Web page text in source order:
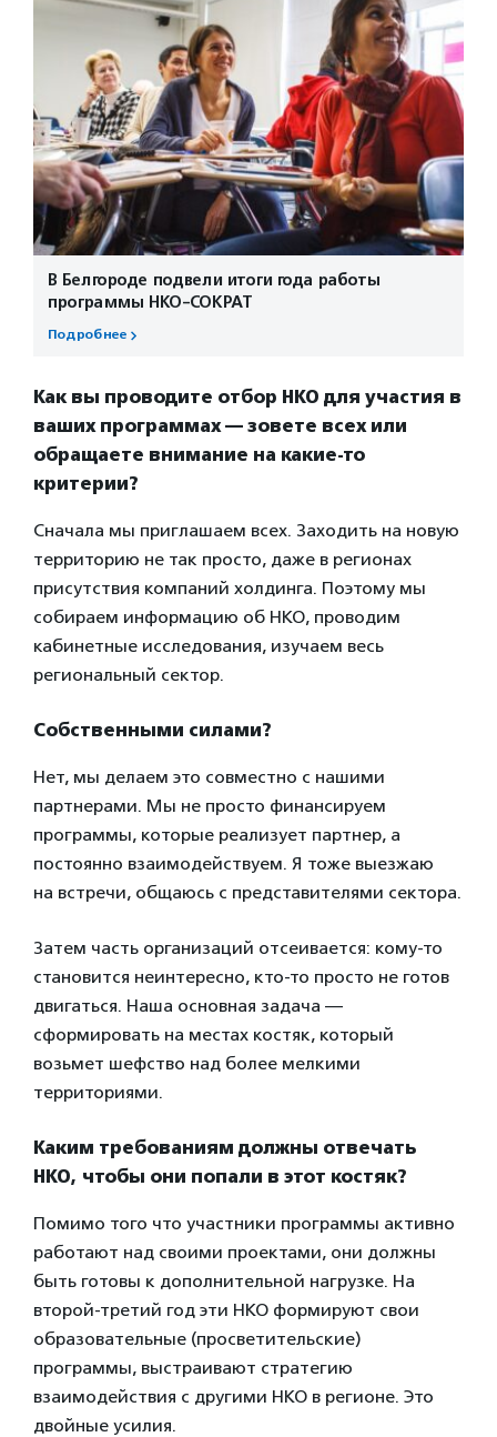
В Белгороде подвели итоги года работы
программы НКО-СОКРАТ
Подробнее
Как вы проводите отбор НКО для участия в
ваших программах — зовете всех или
обращаете внимание на какие-то
критерии?
Сначала мы приглашаем всех. Заходить на новую
территорию не так просто, даже в регионах
присутствия компаний холдинга. Поэтому мы
собираем информацию об НКО, проводим
кабинетные исследования, изучаем весь
региональный сектор.
Собственными силами?
Нет, мы делаем это совместно с нашими
партнерами. Мы не просто финансируем
программы, которые реализует партнер, а
постоянно взаимодействуем. Я тоже выезжаю
на встречи, общаюсь с представителями сектора.
Затем часть организаций отсеивается: кому-то
становится неинтересно, кто-то просто не готов
двигаться. Наша основная задача —
сформировать на местах костяк, который
возьмет шефство над более мелкими
территориями.
Каким требованиям должны отвечать
НКО, чтобы они попали в этот костяк?
Помимо того что участники программы активно
работают над своими проектами, они должны
быть готовы к дополнительной нагрузке. На
второй-третий год эти НКО формируют свои
образовательные (просветительские)
программы, выстраивают стратегию
взаимодействия с другими НКО в регионе. Это
двойные усилия.